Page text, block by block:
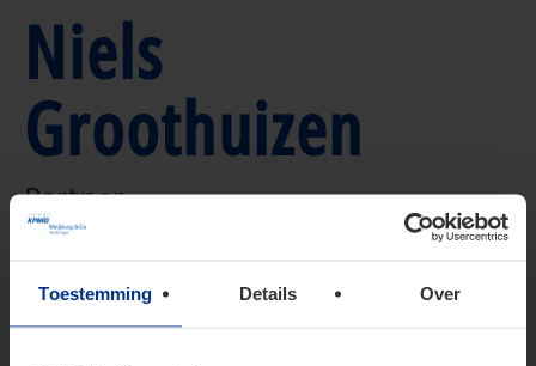
Toestemming Details Over
Niels
Groothuizen
Partner
vCard
groothuizen.niels@kpmg.com